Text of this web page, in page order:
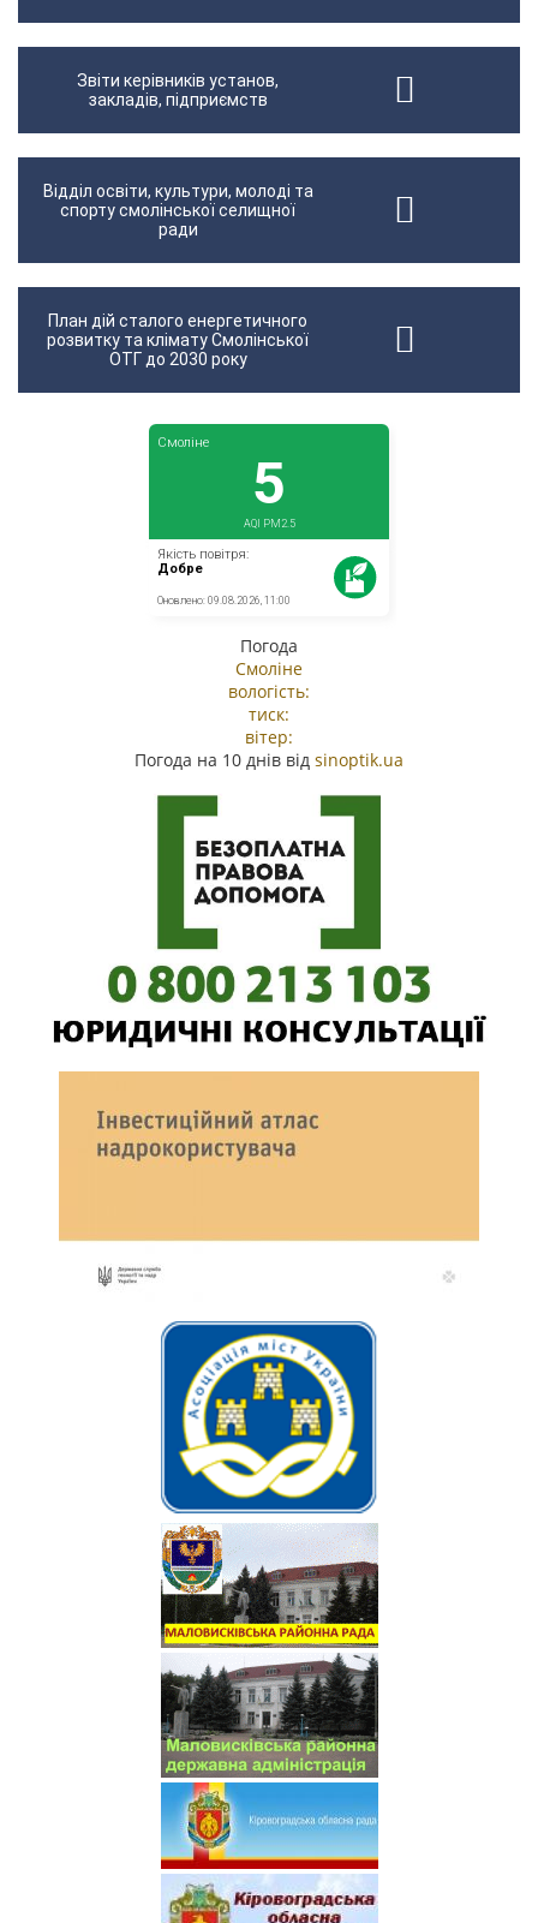
Звіти керівників установ,
закладів, підприємств
Відділ освіти, культури, молоді та
спорту смолінської селищної
ради
План дій сталого енергетичного
розвитку та клімату Смолінської
ОТГ до 2030 року
Погода
Смоліне
вологість:
тиск:
вітер:
Погода на 10 днів від sinoptik.ua